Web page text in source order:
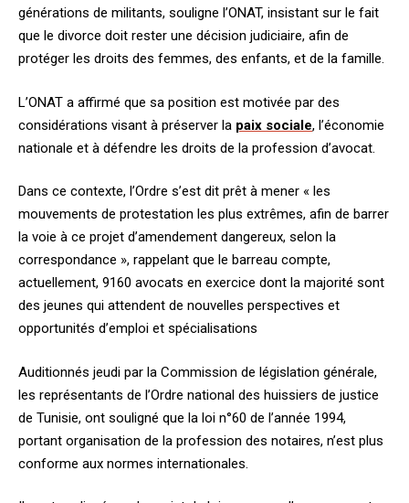
générations de militants, souligne l’ONAT, insistant sur le fait
que le divorce doit rester une décision judiciaire, afin de
protéger les droits des femmes, des enfants, et de la famille.
L’ONAT a affirmé que sa position est motivée par des
considérations visant à préserver la paix sociale, l’économie
nationale et à défendre les droits de la profession d’avocat.
Dans ce contexte, l’Ordre s’est dit prêt à mener « les
mouvements de protestation les plus extrêmes, afin de barrer
la voie à ce projet d’amendement dangereux, selon la
correspondance », rappelant que le barreau compte,
actuellement, 9160 avocats en exercice dont la majorité sont
des jeunes qui attendent de nouvelles perspectives et
opportunités d’emploi et spécialisations
Auditionnés jeudi par la Commission de législation générale,
les représentants de l’Ordre national des huissiers de justice
de Tunisie, ont souligné que la loi n°60 de l’année 1994,
portant organisation de la profession des notaires, n’est plus
conforme aux normes internationales.